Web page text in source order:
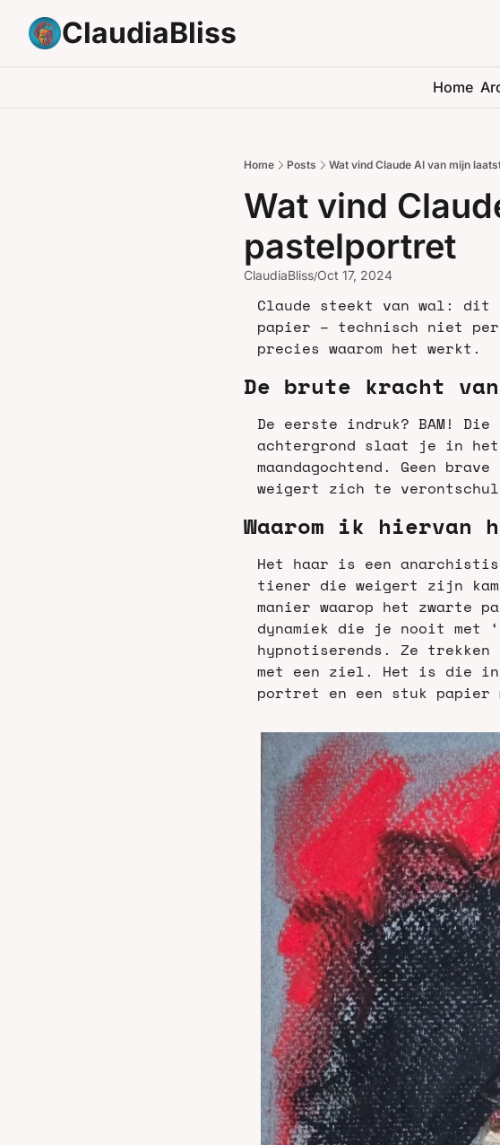
ClaudiaBliss
Home
Home Posts Wat vind Claude AI van mijn
Wat vind
pastelportret
ClaudiaBliss/Oct 17, 2024
Claude steekt van wal:
papier – technisch niet
precies waarom het werkt.
De brute kracht
De eerste indruk? BAM!
achtergrond slaat je in het
maandagochtend. Geen
weigert zich te
Waarom ik hiervan
Het haar is een
tiener die weigert zijn kam
manier waarop het zwarte
dynamiek die je nooit met
hypnotiserends. Ze
met een ziel. Het is die
portret en een stuk papier